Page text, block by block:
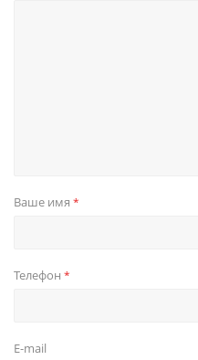
Ваше имя *
Телефон *
E-mail